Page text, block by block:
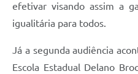
efetivar visando assim a
igualitária para todos.
Já a segunda audiência
Escola Estadual Delano